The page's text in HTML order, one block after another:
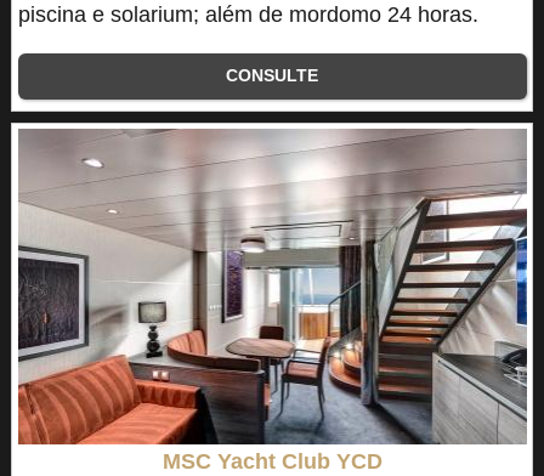
piscina e solarium; além de mordomo 24 horas.
CONSULTE
MSC Yacht Club YCD